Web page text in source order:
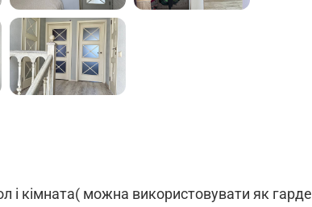
і кімната( можна використовувати як